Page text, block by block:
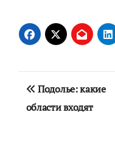
Навигация
по
Подолье: какие
области входят